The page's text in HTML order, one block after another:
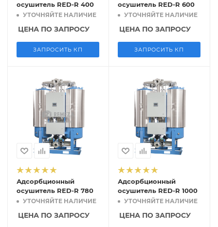
осушитель RED-R 400
УТОЧНЯЙТЕ НАЛИЧИЕ
ЦЕНА ПО ЗАПРОСУ
ЗАПРОСИТЬ КП
осушитель RED-R 600
УТОЧНЯЙТЕ НАЛИЧИЕ
ЦЕНА ПО ЗАПРОСУ
ЗАПРОСИТЬ КП
Адсорбционный
осушитель RED-R 780
УТОЧНЯЙТЕ НАЛИЧИЕ
ЦЕНА ПО ЗАПРОСУ
Адсорбционный
осушитель RED-R 1000
УТОЧНЯЙТЕ НАЛИЧИЕ
ЦЕНА ПО ЗАПРОСУ